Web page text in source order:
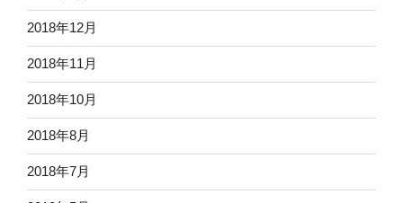
2018年12月
2018年11月
2018年10月
2018年8月
2018年7月